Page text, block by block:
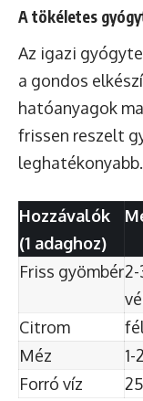
A tökéletes
Az igazi
a gondos
hatóanyagok
frissen reszelt
leghatékonyabb.
Hozzávalók
(1 adaghoz)
Friss gyömbér2-
Citrom
Méz
Forró víz